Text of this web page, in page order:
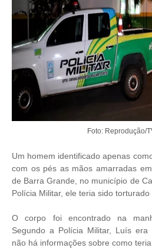
Foto: Reprodução/
Um homem identificado apenas
com os pés as mãos amarradas
de Barra Grande, no município de
Polícia Militar, ele teria sido
O corpo foi encontrado na
Segundo a Polícia Militar, Luís era
não há informações sobre como